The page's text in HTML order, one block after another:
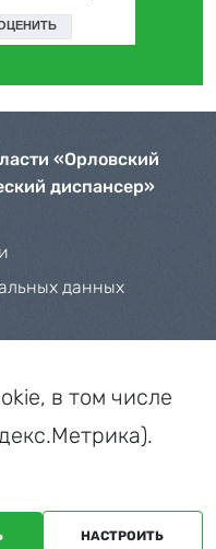
«Орловский
диспансер»
данных
д. 28
в том числе
НАСТРОИТЬ